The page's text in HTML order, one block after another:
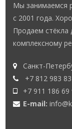
Мы занимаемся
с 2001 года.
Продаем стёкла
комплексному
Санкт-
+7 812 983
+7 911 186 69
E-mail: